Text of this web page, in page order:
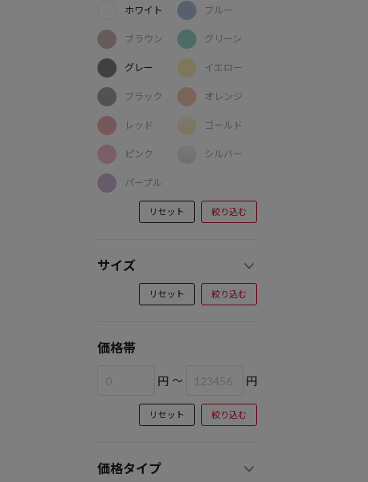
ホワイト
ブラウン
グレー
ブラック
レッド
ピンク
パープル
ブルー
グリーン
イエロー
オレンジ
ゴールド
シルバー
リセット 絞り込む
サイズ
リセット 絞り込む
価格帯
円 ～ 円
リセット 絞り込む
価格タイプ